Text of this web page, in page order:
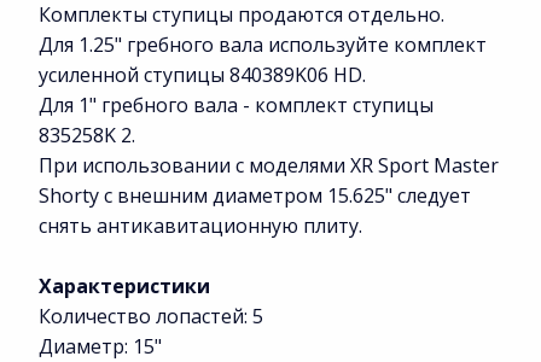
Комплекты ступицы продаются отдельно.
Для 1.25" гребного вала используйте комплект
усиленной ступицы 840389K06 HD.
Для 1" гребного вала - комплект ступицы
835258K 2.
При использовании с моделями XR Sport Master
Shorty с внешним диаметром 15.625" следует
снять антикавитационную плиту.
Характеристики
Количество лопастей: 5
Диаметр: 15"